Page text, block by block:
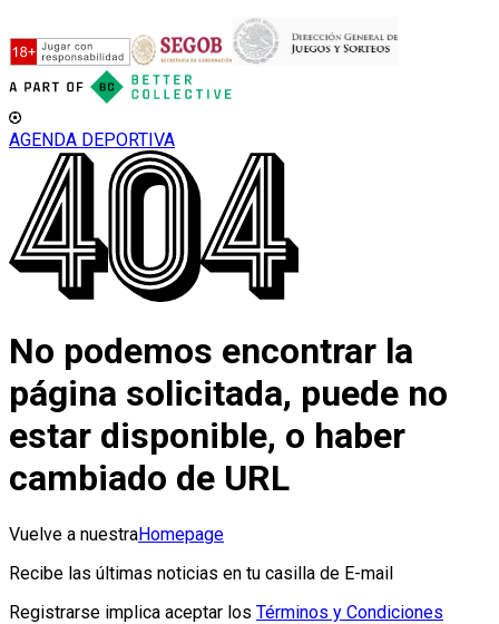
AGENDA DEPORTIVA
No podemos encontrar la
página solicitada, puede no
estar disponible, o haber
cambiado de URL
Vuelve a nuestraHomepage
Recibe las últimas noticias en tu casilla de E-mail
Registrarse implica aceptar los Términos y Condiciones